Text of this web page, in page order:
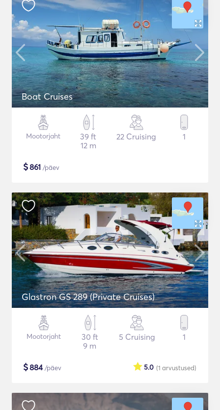
Boat Cruises
Mootorjaht
39 ft
12 m
22 Cruising 1
$861 /päev
Glastron GS 289 (Private Cruises)
Mootorjaht
30 ft
9 m
5 Cruising 1
$884/päev (1 arvustused)
5.0